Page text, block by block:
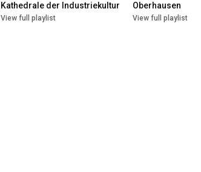
Kathedrale der Industriekultur
View full playlist
Oberhausen
View full playlist